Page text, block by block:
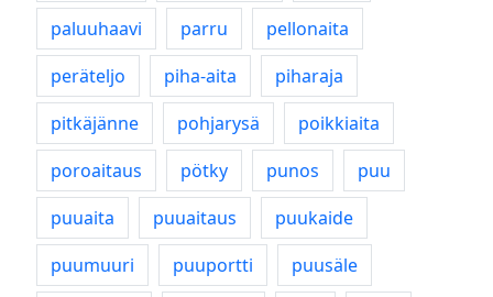
paluuhaavi
parru
pellonaita
peräteljo
piha-aita
piharaja
pitkäjänne
pohjarysä
poikkiaita
poroaitaus
pötky punos
puu
puuaita
puuaitaus
puukaide
puumuuri
puuportti
puusäle